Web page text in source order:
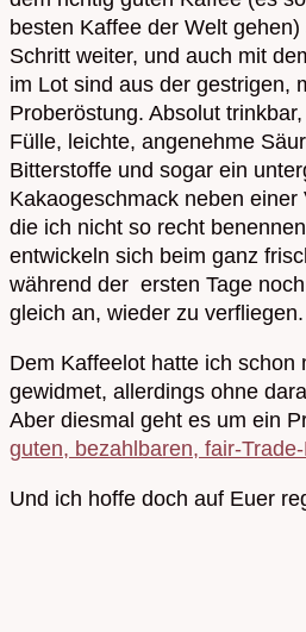
besten Kaffee der Welt
Schritt weiter, und auch mit
im Lot sind aus der gestrigen,
Proberöstung. Absolut
Fülle, leichte, angenehme
Bitterstoffe und sogar ein
Kakaogeschmack neben einer
die ich nicht so recht
entwickeln sich beim ganz
während der ersten Tage
gleich an, wieder zu verfliegen.
Dem Kaffeelot hatte ich schon
gewidmet, allerdings ohne
Aber diesmal geht es um ein
guten, bezahlbaren, fair-
Und ich hoffe doch auf Euer